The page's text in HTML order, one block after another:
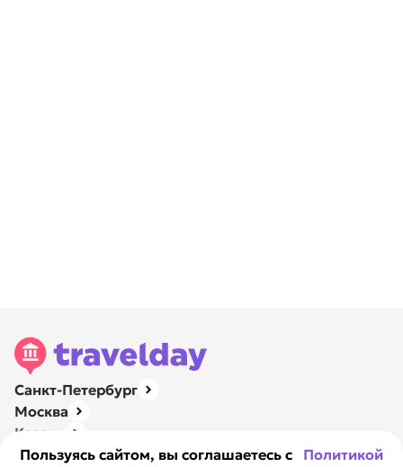
Пользуясь сайтом, вы соглашаетесь с Политикой
Санкт-Петербург
Москва
Казань
Нижний Новгород